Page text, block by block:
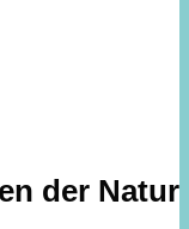
der Natur